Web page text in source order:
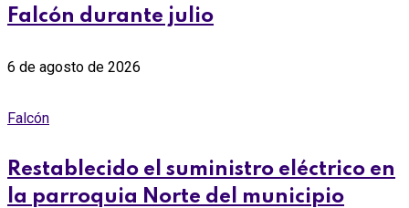
Falcón durante julio
6 de agosto de 2026
Falcón
Restablecido el suministro eléctrico en
la parroquia Norte del municipio